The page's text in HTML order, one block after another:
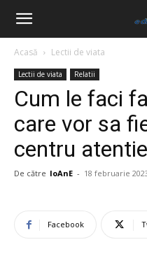
Acasă Lectii de viata
Lectii de viata Relatii
Cum le faci
care vor sa
centru
De către IoAnE - 18 februarie
Facebook